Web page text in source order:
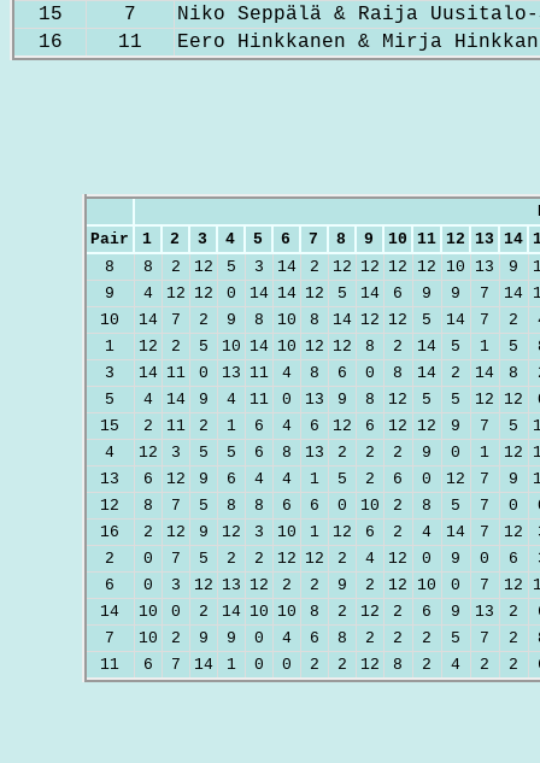
15
7
Niko Seppälä & Raija Uusitalo-
16
11 Eero Hinkkanen & Mirja
Pair
1 2 3 4 5 6 7 8 9 10 11 12 13 14
8
8 2 12 5 3 14 2 12 12 12 12 10 13 9
9
4 12 12 0 14 14 12 5 14 6 9 9 7 14
10
14 7 2 9 8 10 8 14 12 12 5 14 7 2
1
12 2 5 10 14 10 12 12 8 2 14 5 1 5
3
14 11 0 13 11 4 8 6 0 8 14 2 14 8
5
4 14 9 4 11 0 13 9 8 12 5 5 12 12
15
2 11 2 1 6 4 6 12 6 12 12 9 7 5
4
12 3 5 5 6 8 13 2 2 2 9 0 1 12
13
6 12 9 6 4 4 1 5 2 6 0 12 7 9
12
8 7 5 8 8 6 6 0 10 2 8 5 7 0
16
2 12 9 12 3 10 1 12 6 2 4 14 7 12
2
0 7 5 2 2 12 12 2 4 12 0 9 0 6
6
0 3 12 13 12 2 2 9 2 12 10 0 7 12
14
10 0 2 14 10 10 8 2 12 2 6 9 13 2
7
10 2 9 9 0 4 6 8 2 2 2 5 7 2
11
6 7 14 1 0 0 2 2 12 8 2 4 2 2